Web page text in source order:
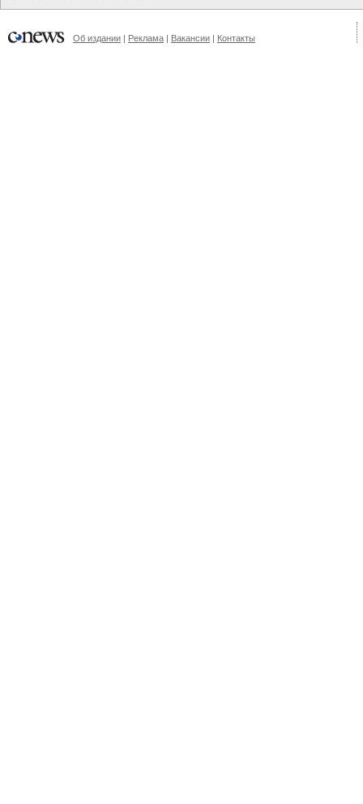
Об издании | Реклама | Вакансии | Контакты